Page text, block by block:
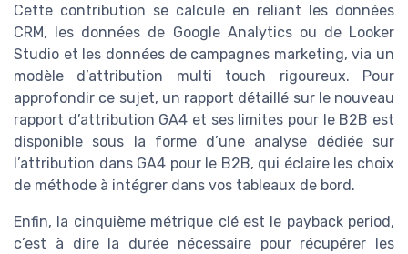
Cette contribution se calcule en reliant les données
CRM, les données de Google Analytics ou de Looker
Studio et les données de campagnes marketing, via un
modèle d’attribution multi touch rigoureux. Pour
approfondir ce sujet, un rapport détaillé sur le nouveau
rapport d’attribution GA4 et ses limites pour le B2B est
disponible sous la forme d’une analyse dédiée sur
l’attribution dans GA4 pour le B2B, qui éclaire les choix
de méthode à intégrer dans vos tableaux de bord.
Enfin, la cinquième métrique clé est le payback period,
c’est à dire la durée nécessaire pour récupérer les